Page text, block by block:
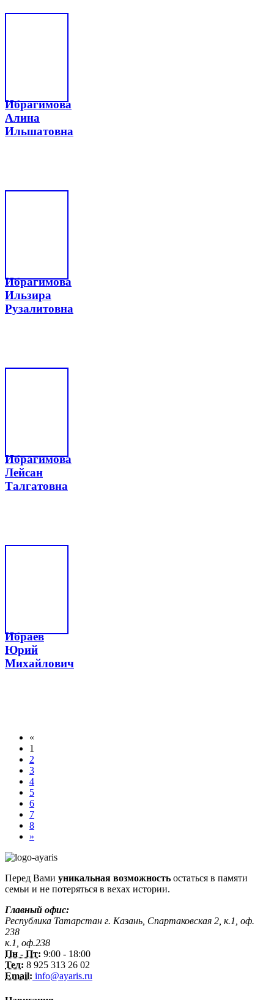
Ибрагимова
Алина
Ильшатовна
Ибрагимова
Ильзира
Рузалитовна
Ибрагимова
Лейсан
Талгатовна
Ибраев
Юрий
Михайлович
«
1
2
3
4
5
6
7
8
»
Перед Вами уникальная возможность остаться в памяти
семьи и не потеряться в вехах истории.
Главный офис:
Республика Татарстан г. Казань, Спартаковская 2, к.1, оф.
238
к.1, оф.238
Пн - Пт: 9:00 - 18:00
Тел: 8 925 313 26 02
Email: info@ayaris.ru